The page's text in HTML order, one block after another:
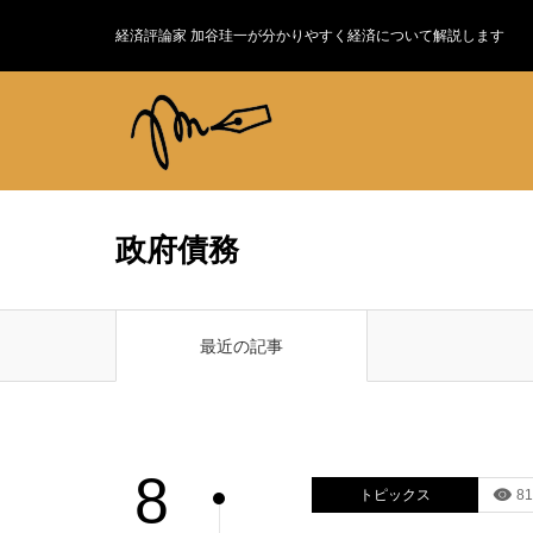
経済評論家 加谷珪一が分かりやすく経済について解説します
政府債務
最近の記事
8 トピックス